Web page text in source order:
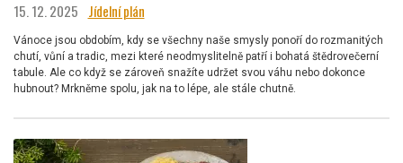
15. 12. 2025 Jídelní plán
Vánoce jsou obdobím, kdy se všechny naše smysly ponoří do rozmanitých
chutí, vůní a tradic, mezi které neodmyslitelně patří i bohatá štědrovečerní
tabule. Ale co když se zároveň snažíte udržet svou váhu nebo dokonce
hubnout? Mrkněme spolu, jak na to lépe, ale stále chutně.